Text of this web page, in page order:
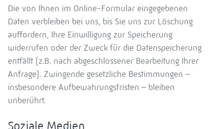
Die von Ihnen im Online-Formular eingegebenen
Daten verbleiben bei uns, bis Sie uns zur Löschung
auffordern, Ihre Einwilligung zur Speicherung
widerrufen oder der Zweck für die Datenspeicherung
entfällt (z.B. nach abgeschlossener Bearbeitung Ihrer
Anfrage). Zwingende gesetzliche Bestimmungen –
insbesondere Aufbewahrungsfristen – bleiben
unberührt.
Soziale Medien